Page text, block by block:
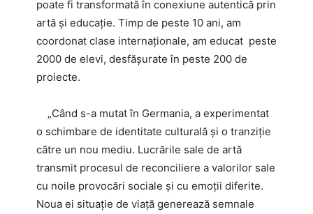
poate fi transformată în conexiune autentică prin
artă și educație. Timp de peste 10 ani, am
coordonat clase internaționale, am educat peste
2000 de elevi, desfășurate în peste 200 de
proiecte.
„Când s-a mutat în Germania, a experimentat
o schimbare de identitate culturală și o tranziție
către un nou mediu. Lucrările sale de artă
transmit procesul de reconciliere a valorilor sale
cu noile provocări sociale și cu emoții diferite.
Noua ei situație de viață generează semnale